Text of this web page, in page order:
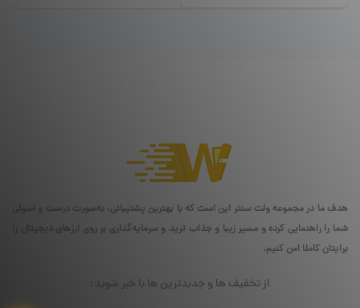
هدف ما در مجموعه ولت سنتر این است که با بهترین پشتیبانی، به‌صورت درست و اصولی
شما را راهنمایی کرده و مسیر زیبا و جذاب ترید و سرمایه‌گذاری بر روی ارزهای دیجیتال را
برایتان کاملا امن کنیم.
از تخفیف ها و جدیدترین ها با خبر شوید: